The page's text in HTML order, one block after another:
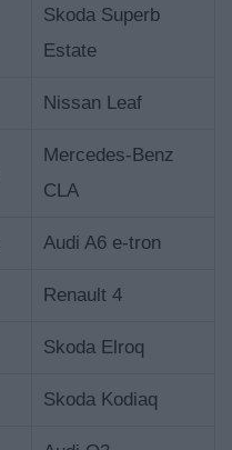
Skoda Superb
Estate
Nissan Leaf
Mercedes-Benz
CLA
Audi A6 e-tron
Renault 4
Skoda Elroq
Skoda Kodiaq